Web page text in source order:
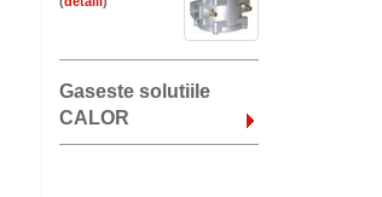
Gaseste solutiile
CALOR